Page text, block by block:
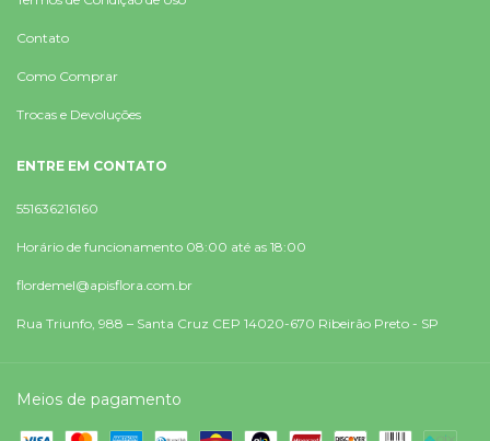
Contato
Como Comprar
Trocas e Devoluções
ENTRE EM CONTATO
551636216160
Horário de funcionamento 08:00 até as 18:00
flordemel@apisflora.com.br
Rua Triunfo, 988 – Santa Cruz CEP 14020-670 Ribeirão Preto - SP
Meios de pagamento